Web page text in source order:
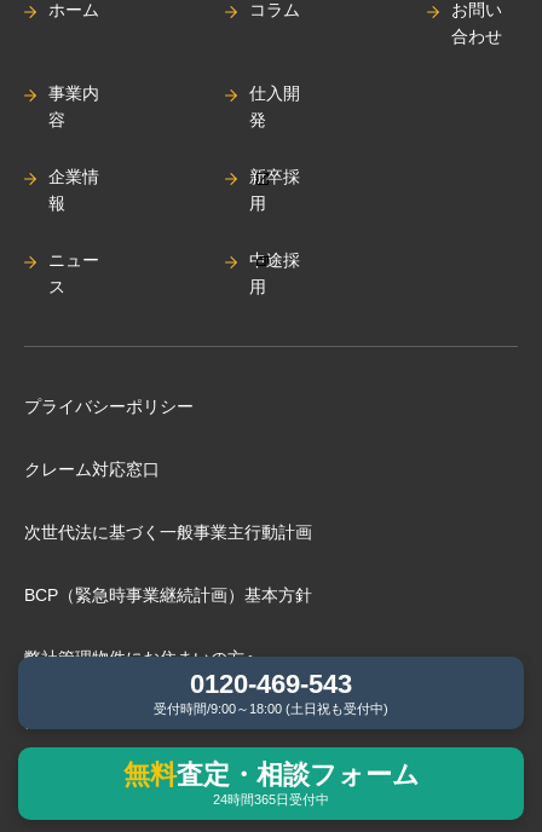
ホーム
事業内
容
企業情
報
ニュー
ス
コラム
仕入開
発
新卒採
用
中途採
用
お問い
合わせ
プライバシーポリシー
クレーム対応窓口
次世代法に基づく⼀般事業主⾏動計画
BCP（緊急時事業継続計画）基本⽅針
弊社管理物件にお住まいの⽅へ
情報セキュリティ基本方針
0120-469-543
受付時間/9:00～18:00 (土日祝も受付中)
無料査定・相談フォーム
24時間365日受付中